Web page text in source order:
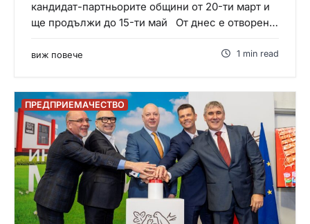
кандидат-партньорите общини от 20-ти март и
ще продължи до 15-ти май От днес е отворен…
виж повече 1 min read
ПРЕДПРИЕМАЧЕСТВО